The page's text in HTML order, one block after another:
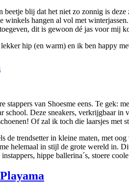
beetje blij dat het niet zo zonnig is
winkels hangen al vol met
dit is gewoon dé jas voor mij
hip (en warm) en ik ben happy
stappers van Shoesme eens. Te gek:
school. Deze sneakers, verkrijgbaar
Of zal ik toch die laarsjes met
de trendsetter in kleine maten, met
helemaal in stijl de grote wereld in.
instappers, hippe ballerina´s, stoere